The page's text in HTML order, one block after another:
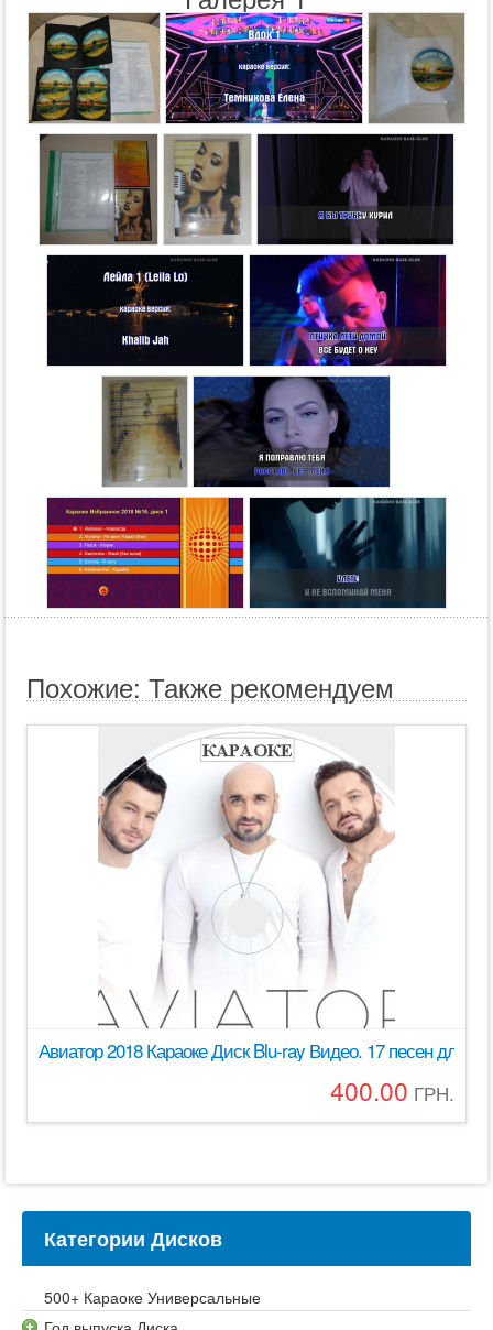
Похожие: Также рекомендуем
Авиатор 2018 Караоке Диск Blu-ray Видео. 17 песен для
400.00 ГРН.
Категории Дисков
500+ Караоке Универсальные